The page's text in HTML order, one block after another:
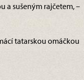
a sušeným rajčetem, –
tatarskou omáčkou